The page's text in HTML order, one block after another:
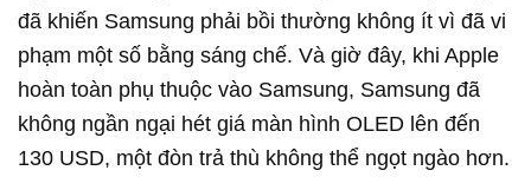
đã khiến Samsung phải bồi thường không ít vì đã vi
phạm một số bằng sáng chế. Và giờ đây, khi Apple
hoàn toàn phụ thuộc vào Samsung, Samsung đã
không ngần ngại hét giá màn hình OLED lên đến
130 USD, một đòn trả thù không thể ngọt ngào hơn.